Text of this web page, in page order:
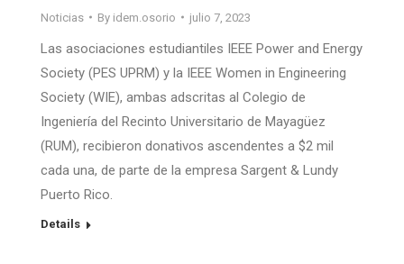
Noticias By idem.osorio julio 7, 2023
Las asociaciones estudiantiles IEEE Power and Energy
Society (PES UPRM) y la IEEE Women in Engineering
Society (WIE), ambas adscritas al Colegio de
Ingeniería del Recinto Universitario de Mayagüez
(RUM), recibieron donativos ascendentes a $2 mil
cada una, de parte de la empresa Sargent & Lundy
Puerto Rico.
Details